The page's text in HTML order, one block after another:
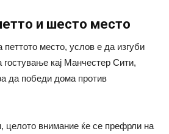
и шесто место
место, услов е да изгуби
кај Манчестер Сити,
да победи дома против
целото внимание ќе се префрли на